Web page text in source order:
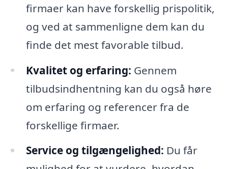
firmaer kan have forskellig prispolitik,
og ved at sammenligne dem kan du
finde det mest favorable tilbud.
Kvalitet og erfaring: Gennem
tilbudsindhentning kan du også høre
om erfaring og referencer fra de
forskellige firmaer.
Service og tilgængelighed: Du får